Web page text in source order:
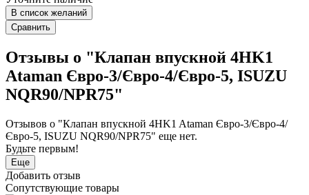
В список желаний
Сравнить
Отзывы о "Клапан впускной 4HK1
Ataman Євро-3/Євро-4/Євро-5, ISUZU
NQR90/NPR75"
Отзывов о "Клапан впускной 4HK1 Ataman Євро-3/Євро-4/
Євро-5, ISUZU NQR90/NPR75" еще нет.
Будьте первым!
Еще
Добавить отзыв
Сопутствующие товары